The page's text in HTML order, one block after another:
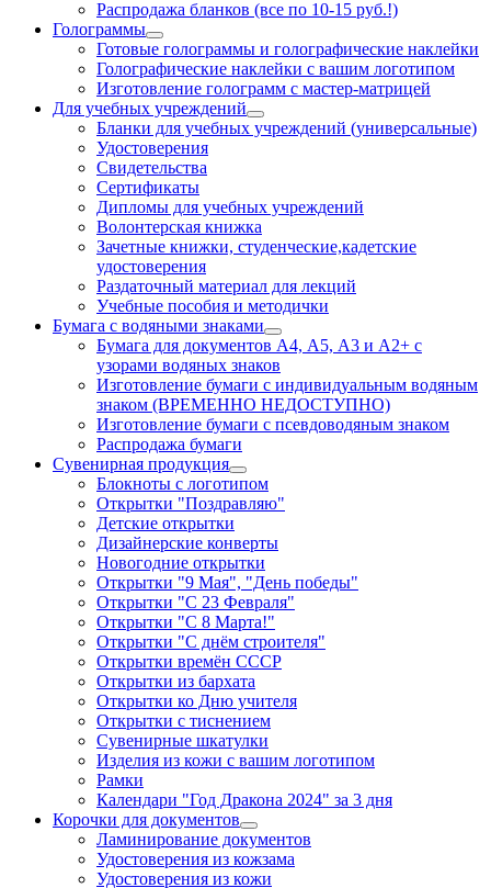
Распродажа бланков (все по 10-15 руб.!)
Голограммы
Готовые голограммы и голографические наклейки
Голографические наклейки с вашим логотипом
Изготовление голограмм с мастер-матрицей
Для учебных учреждений
Бланки для учебных учреждений (универсальные)
Удостоверения
Свидетельства
Сертификаты
Дипломы для учебных учреждений
Волонтерская книжка
Зачетные книжки, студенческие,кадетские
удостоверения
Раздаточный материал для лекций
Учебные пособия и методички
Бумага с водяными знаками
Бумага для документов А4, А5, А3 и А2+ с
узорами водяных знаков
Изготовление бумаги с индивидуальным водяным
знаком (ВРЕМЕННО НЕДОСТУПНО)
Изготовление бумаги с псевдоводяным знаком
Распродажа бумаги
Сувенирная продукция
Блокноты с логотипом
Открытки "Поздравляю"
Детские открытки
Дизайнерские конверты
Новогодние открытки
Открытки "9 Мая", "День победы"
Открытки "С 23 Февраля"
Открытки "С 8 Марта!"
Открытки "С днём строителя"
Открытки времён СССР
Открытки из бархата
Открытки ко Дню учителя
Открытки с тиснением
Сувенирные шкатулки
Изделия из кожи с вашим логотипом
Рамки
Календари "Год Дракона 2024" за 3 дня
Корочки для документов
Ламинирование документов
Удостоверения из кожзама
Удостоверения из кожи